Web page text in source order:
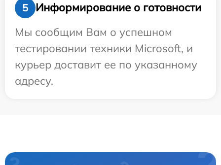
5
Информирование о готовности
Мы сообщим Вам о успешном
тестировании техники Microsoft, и
курьер доставит ее по указанному
адресу.